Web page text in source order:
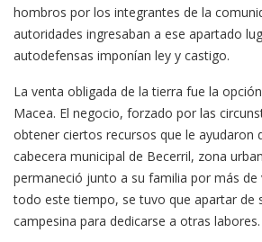
hombros por los integrantes de la
autoridades ingresaban a ese apartado
autodefensas imponían ley y castigo.
La venta obligada de la tierra fue la
Macea. El negocio, forzado por las
obtener ciertos recursos que le ayudaron
cabecera municipal de Becerril, zona
permaneció junto a su familia por más de
todo este tiempo, se tuvo que apartar de
campesina para dedicarse a otras labores.